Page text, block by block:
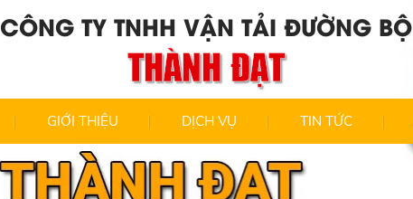
CÔNG TY TNHH VẬN TẢI ĐƯỜNG BỘ
THÀNH ĐẠT
GIỚI THIỆU DỊCH VỤ TIN TỨC